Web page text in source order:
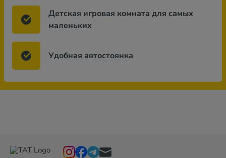
Детская игровая комната для самых
маленьких
Удобная автостоянка